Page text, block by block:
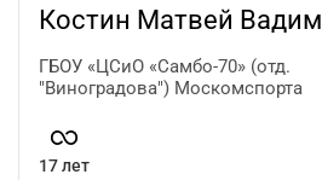
Костин Матвей
ГБОУ «ЦСиО «Самбо-70» (отд.
"Виноградова") Москомспорта
17 лет